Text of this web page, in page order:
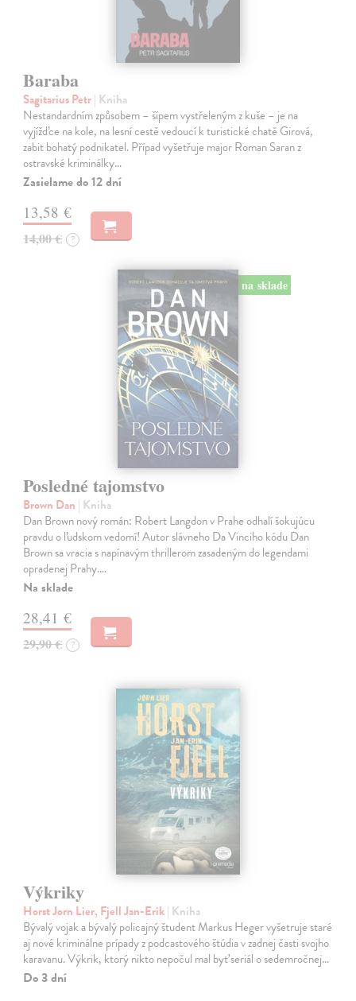
Baraba
Sagitarius Petr| Kniha
Nestandardním způsobem – šípem vystřeleným z kuše – je na
vyjížďce na kole, na lesní cestě vedoucí k turistické chatě Girová,
zabit bohatý podnikatel. Případ vyšetřuje major Roman Saran z
ostravské kriminálky…
Zasielame do 12 dní
13,58 €
14,00 € ?
na sklade
Posledné tajomstvo
Brown Dan | Kniha
Dan Brown nový román: Robert Langdon v Prahe odhalí šokujúcu
pravdu o ľudskom vedomí! Autor slávneho Da Vinciho kódu Dan
Brown sa vracia s napínavým thrillerom zasadeným do legendami
opradenej Prahy.…
Na sklade
28,41 €
29,90 € ?
Výkriky
Horst Jorn Lier, Fjell Jan-Erik| Kniha
Bývalý vojak a bývalý policajný študent Markus Heger vyšetruje staré
aj nové kriminálne prípady z podcastového štúdia v zadnej časti svojho
karavanu. Výkrik, ktorý nikto nepočul mal byť seriál o sedemročnej…
Do 3 dní